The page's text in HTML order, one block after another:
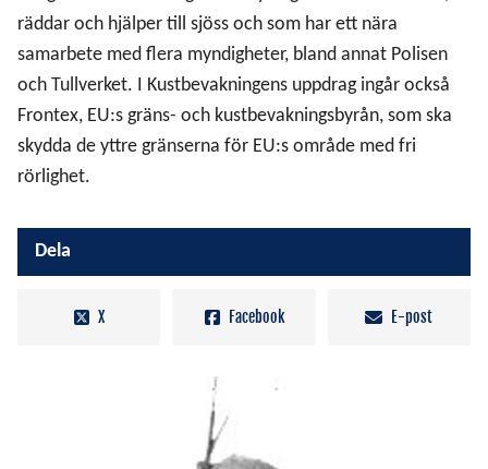
räddar och hjälper till sjöss och som har ett nära
samarbete med flera myndigheter, bland annat Polisen
och Tullverket. I Kustbevakningens uppdrag ingår också
Frontex, EU:s gräns- och kustbevakningsbyrån, som ska
skydda de yttre gränserna för EU:s område med fri
rörlighet.
Dela
X Facebook E-post